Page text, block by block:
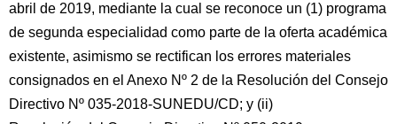
abril de 2019, mediante la cual se reconoce un (1) programa
de segunda especialidad como parte de la oferta académica
existente, asimismo se rectifican los errores materiales
consignados en el Anexo Nº 2 de la Resolución del Consejo
Directivo Nº 035-2018-SUNEDU/CD; y (ii)